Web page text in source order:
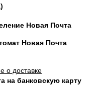
Новая Почта
Новая Почта
о доставке
на банковскую карту